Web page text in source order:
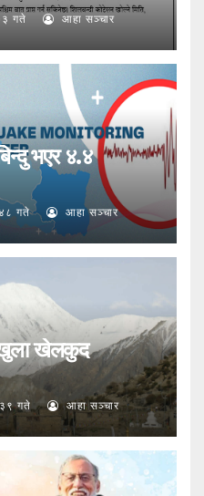
गते आहा सञ्चार
भएर ४.४
गते आहा सञ्चार
खुला खेलकुद
गते आहा सञ्चार